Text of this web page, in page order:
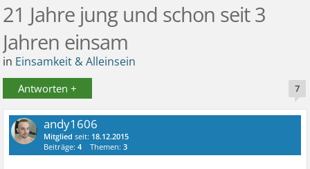
21 Jahre jung und schon seit 3
Jahren einsam
in Einsamkeit & Alleinsein
Antworten + 7
andy1606
Mitglied seit: 18.12.2015
Beiträge:4 Themen:3